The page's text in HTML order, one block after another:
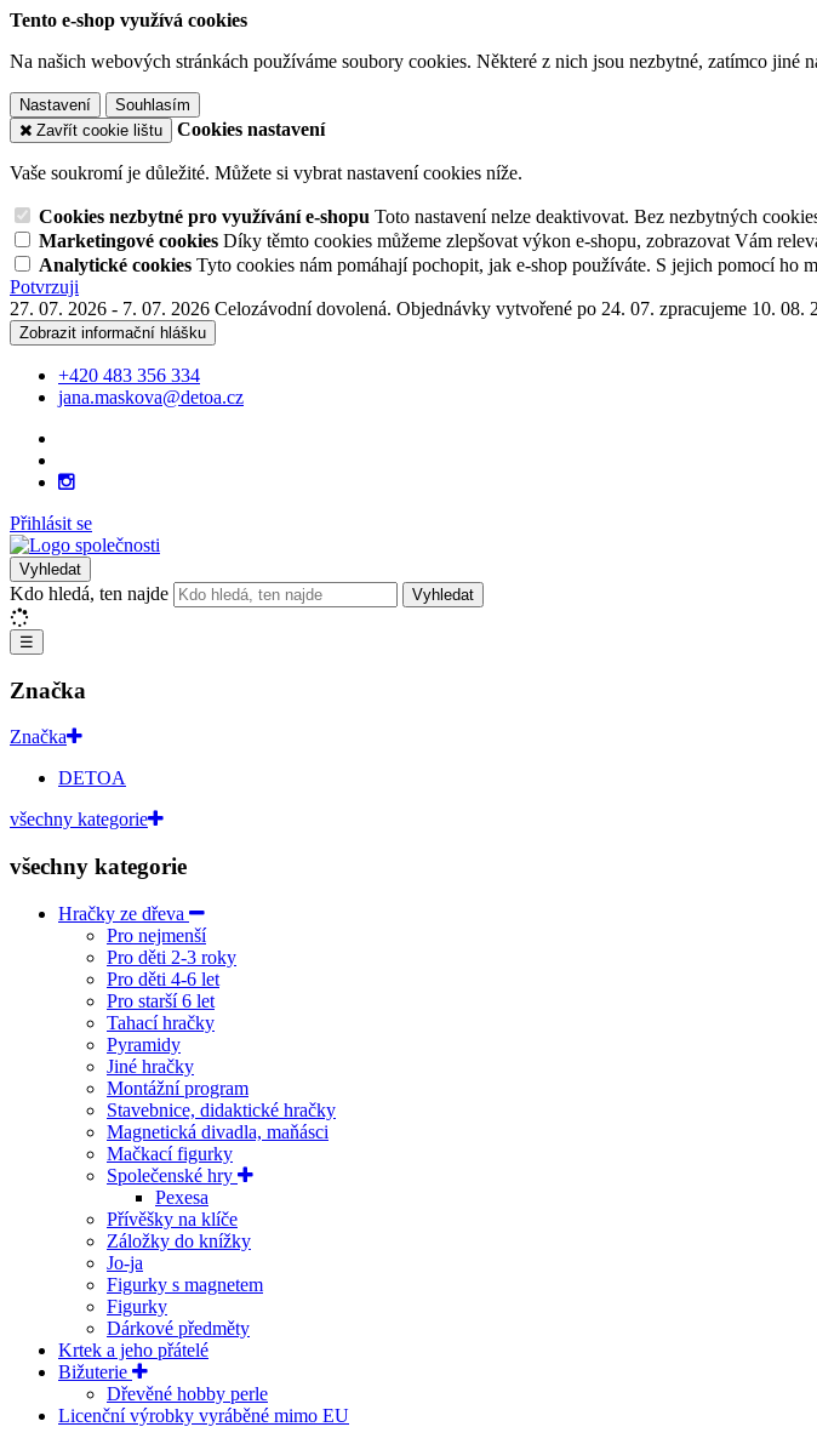
Tento e-shop využívá cookies
Na našich webových stránkách používáme soubory cookies. Některé z nich jsou nezbytné, zatímco
Nastavení
Souhlasím
Zavřít cookie lištu
Cookies nastavení
Vaše soukromí je důležité. Můžete si vybrat nastavení cookies níže.
Cookies nezbytné pro využívání e-shopu Toto nastavení nelze deaktivovat. Bez nezbytných
Marketingové cookies Díky těmto cookies můžeme zlepšovat výkon e-shopu, zobrazovat Vám
Analytické cookies Tyto cookies nám pomáhají pochopit, jak e-shop používáte. S jejich pomocí ho
Potvrzuji
27. 07. 2026 - 7. 07. 2026 Celozávodní dovolená. Objednávky vytvořené po 24. 07. zpracujeme 10. 08.
Zobrazit informační hlášku
+420 483 356 334
jana.maskova@detoa.cz
Přihlásit se
Vyhledat
Kdo hledá, ten najde Vyhledat
☰
Značka
Značka
DETOA
všechny kategorie
všechny kategorie
Hračky ze dřeva
Pro nejmenší
Pro děti 2-3 roky
Pro děti 4-6 let
Pro starší 6 let
Tahací hračky
Pyramidy
Jiné hračky
Montážní program
Stavebnice, didaktické hračky
Magnetická divadla, maňásci
Mačkací figurky
Společenské hry
Pexesa
Přívěšky na klíče
Záložky do knížky
Jo-ja
Figurky s magnetem
Figurky
Dárkové předměty
Krtek a jeho přátelé
Bižuterie
Dřevěné hobby perle
Licenční výrobky vyráběné mimo EU